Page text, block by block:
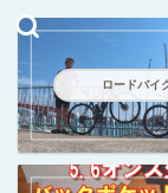
ロードバイ